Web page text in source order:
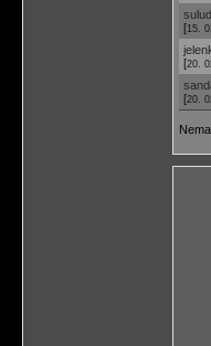
[15.
[20.
[20.